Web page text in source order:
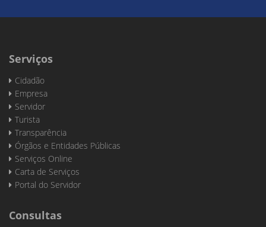
Serviços
Cidadão
Empresa
Servidor
Turista
Transparência
Órgãos e Entidades Públicas
Serviços Online
Carta de Serviços
Portal do Servidor
Consultas